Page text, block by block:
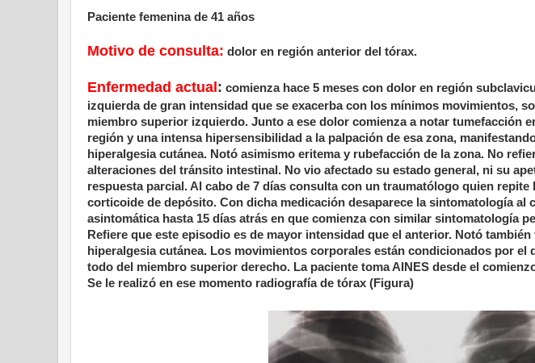
Paciente femenina de 41 años
Motivo de consulta: dolor en región anterior del tórax.
Enfermedad actual : comienza hace 5 meses con dolor en región
izquierda de gran intensidad que se exacerba con los mínimos movimientos,
miembro superior izquierdo. Junto a ese dolor comienza a notar tumefacción
región y una intensa hipersensibilidad a la palpación de esa zona,
hiperalgesia cutánea. Notó asimismo eritema y rubefacción de la zona. No
alteraciones del tránsito intestinal. No vio afectado su estado general, ni su
respuesta parcial. Al cabo de 7 días consulta con un traumatólogo quien
corticoide de depósito. Con dicha medicación desaparece la sintomatología al
asintomática hasta 15 días atrás en que comienza con similar sintomatología
Refiere que este episodio es de mayor intensidad que el anterior. Notó
hiperalgesia cutánea. Los movimientos corporales están condicionados por
todo del miembro superior derecho. La paciente toma AINES desde el
Se le realizó en ese momento radiografía de tórax (Figura)